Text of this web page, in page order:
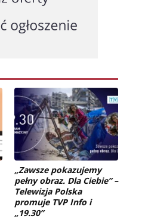
„Zawsze pokazujemy
pełny obraz. Dla Ciebie” –
Telewizja Polska
promuje TVP Info i
„19.30”